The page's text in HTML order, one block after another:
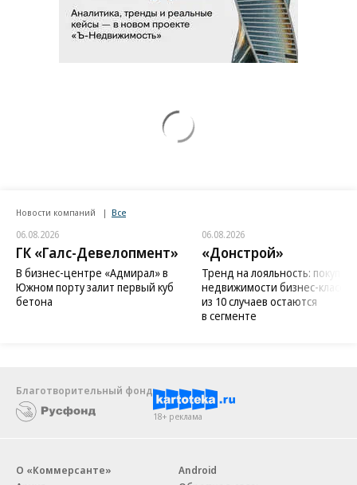
Новости компаний Все
06.08.2026
ГК «Галс-Девелопмент»
В бизнес-центре «Адмирал» в
Южном порту залит первый куб
бетона
06.08.2026
«Донстрой»
Тренд на лояльность:
недвижимости бизнес-класса
из 10 случаев остаются
в сегменте
Благотворительный фонд
18+ реклама
О «Коммерсанте»
Android